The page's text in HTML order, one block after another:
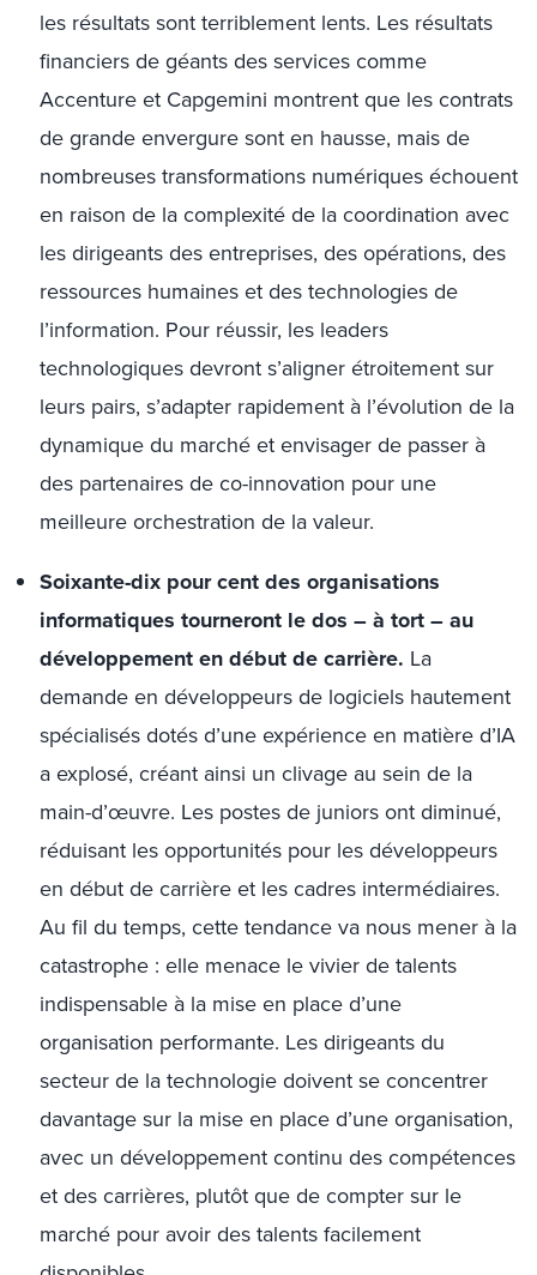
les résultats sont terriblement lents. Les résultats
financiers de géants des services comme
Accenture et Capgemini montrent que les contrats
de grande envergure sont en hausse, mais de
nombreuses transformations numériques échouent
en raison de la complexité de la coordination avec
les dirigeants des entreprises, des opérations, des
ressources humaines et des technologies de
l’information. Pour réussir, les leaders
technologiques devront s’aligner étroitement sur
leurs pairs, s’adapter rapidement à l’évolution de la
dynamique du marché et envisager de passer à
des partenaires de co-innovation pour une
meilleure orchestration de la valeur.
Soixante-dix pour cent des organisations
informatiques tourneront le dos – à tort – au
développement en début de carrière. La
demande en développeurs de logiciels hautement
spécialisés dotés d’une expérience en matière d’IA
a explosé, créant ainsi un clivage au sein de la
main-d’œuvre. Les postes de juniors ont diminué,
réduisant les opportunités pour les développeurs
en début de carrière et les cadres intermédiaires.
Au fil du temps, cette tendance va nous mener à la
catastrophe : elle menace le vivier de talents
indispensable à la mise en place d’une
organisation performante. Les dirigeants du
secteur de la technologie doivent se concentrer
davantage sur la mise en place d’une organisation,
avec un développement continu des compétences
et des carrières, plutôt que de compter sur le
marché pour avoir des talents facilement